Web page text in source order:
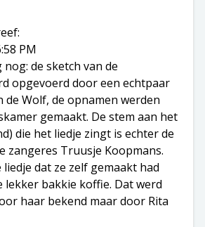
PM
de sketch van de
opgevoerd door een echtpaar
de Wolf, de opnamen werden
gemaakt. De stem aan het
die het liedje zingt is echter de
zangeres Truusje Koopmans.
dat ze zelf gemaakt had
lekker bakkie koffie. Dat werd
haar bekend maar door Rita